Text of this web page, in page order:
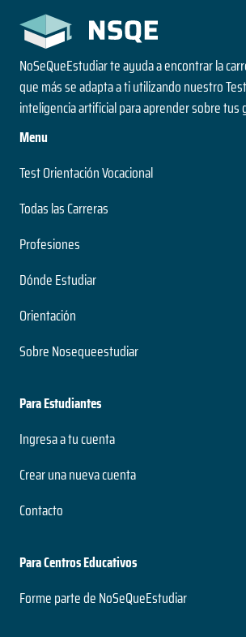
NoSeQueEstudiar te ayuda a encontrar la
que más se adapta a ti utilizando nuestro
inteligencia artificial para aprender sobre tus
Menu
Test Orientación Vocacional
Todas las Carreras
Profesiones
Dónde Estudiar
Orientación
Sobre Nosequeestudiar
Para Estudiantes
Ingresa a tu cuenta
Crear una nueva cuenta
Contacto
Para Centros Educativos
Forme parte de NoSeQueEstudiar